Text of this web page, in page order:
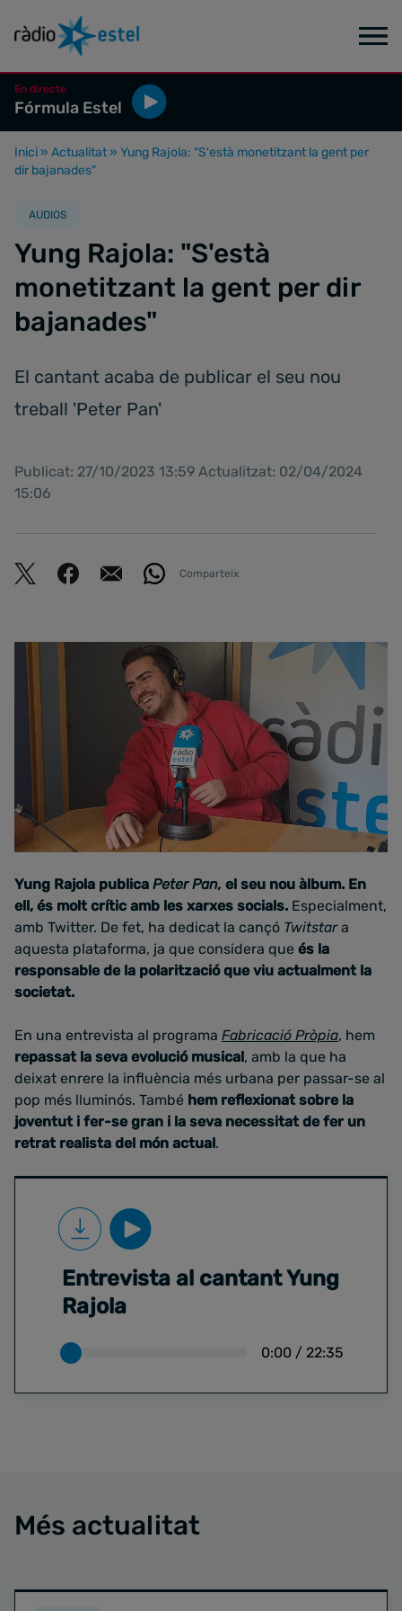
En directe
Fórmula Estel
Inici » Actualitat » Yung Rajola: "S'està monetitzant la gent per
dir bajanades"
AUDIOS
Yung Rajola: "S'està
monetitzant la gent per dir
bajanades"
El cantant acaba de publicar el seu nou
treball 'Peter Pan'
Publicat: 27/10/2023 13:59 Actualitzat: 02/04/2024
15:06
Comparteix
Yung Rajola publica Peter Pan, el seu nou àlbum. En
ell, és molt crític amb les xarxes socials. Especialment,
amb Twitter. De fet, ha dedicat la cançó Twitstara
aquesta plataforma, ja que considera que és la
responsable de la polarització que viu actualment la
societat.
En una entrevista al programa Fabricació Pròpia, hem
repassat la seva evolució musical, amb la que ha
deixat enrere la influència més urbana per passar-se al
pop més lluminós. També hem reflexionat sobre la
joventut i fer-se gran i la seva necessitat de fer un
retrat realista del món actual.
Entrevista al cantant Yung
Rajola
0:00 / 22:35
Més actualitat